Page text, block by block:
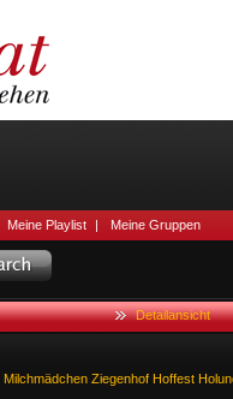
Meine Playlist | Meine Gruppen
Detailansicht
Milchmädchen Ziegenhof Hoffest